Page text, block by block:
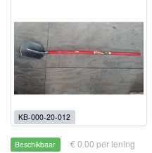
KB-000-20-012
Beschikbaar € 0.00 per lening